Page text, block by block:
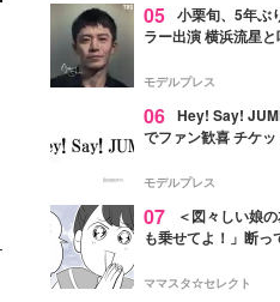
05 小栗旬、5年ぶ
ラー出演 横浜流星
モデルプレス
06 Hey! Say!
でファン歓喜 チケ
モデルプレス
07
＜図々しい娘
も乗せてよ！」断っ
ママスタ☆セレクト